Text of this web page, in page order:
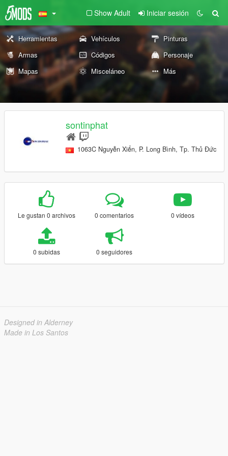
Show Adult Iniciar sesión
Herramientas Vehículos
Pinturas
Armas
Códigos
Personaje
Mapas
Misceláneo Más
sontinphat
1063C Nguyễn Xiển, P. Long Bình, Tp. Thủ Đức
Le gustan 0 archivos 0 comentarios 0 vídeos
0 subidas 0 seguidores
Designed in Alderney
Made in Los Santos